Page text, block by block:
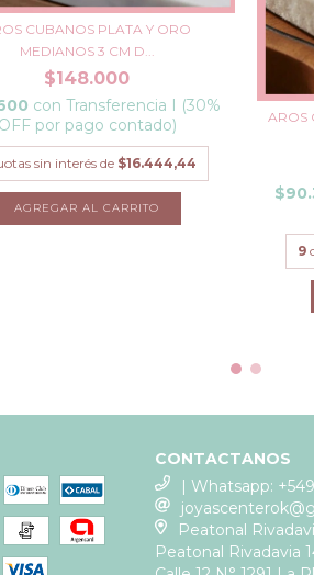
CUBANOS PLATA Y ORO
MEDIANOS 3 CM D...
$148.000
con Transferencia I (30%
OFF por pago contado)
sin interés de $16.444,44
AROS
9
CONTACTANOS
| Whatsapp:
Peatonal
Peatonal Rivadavia